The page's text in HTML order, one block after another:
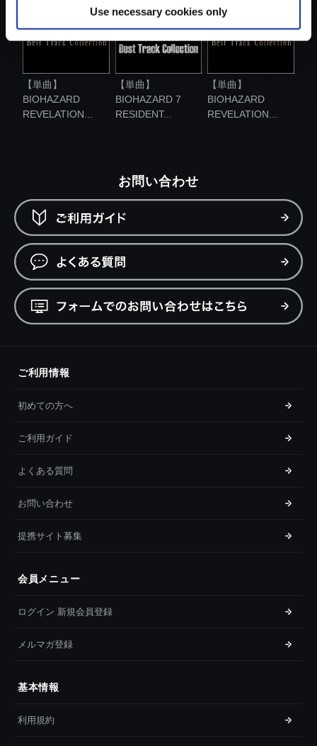
Use necessary cookies only
【単曲】
BIOHAZARD
REVELATION...
【単曲】
BIOHAZARD 7
RESIDENT...
【単曲】
BIOHAZARD
REVELATION...
お問い合わせ
ご利用情報
初めての方へ
ご利用ガイド
よくある質問
お問い合わせ
提携サイト募集
会員メニュー
ログイン 新規会員登録
メルマガ登録
基本情報
利用規約